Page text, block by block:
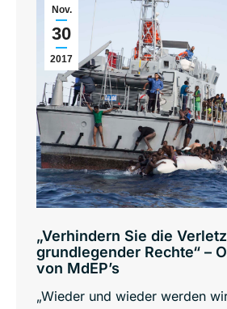
Nov.
30
2017
„Verhindern Sie die
grundlegender Rechte“ –
von MdEP’s
„Wieder und wieder werden